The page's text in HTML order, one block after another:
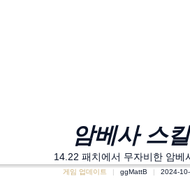
암베사 스
14.22 패치에서 무자비한 암베
게임 업데이트 ggMattB 2024-